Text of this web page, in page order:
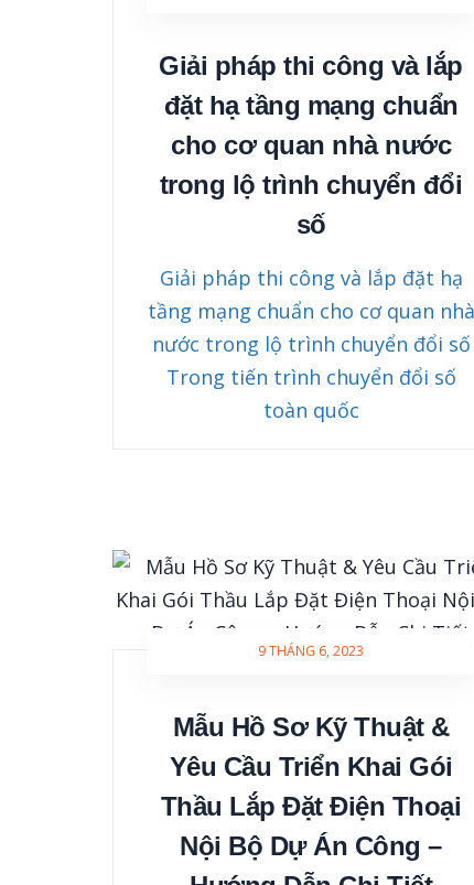
Giải pháp thi công và lắp
đặt hạ tầng mạng chuẩn
cho cơ quan nhà nước
trong lộ trình chuyển đổi
số
Giải pháp thi công và lắp đặt hạ
tầng mạng chuẩn cho cơ quan nhà
nước trong lộ trình chuyển đổi số
Trong tiến trình chuyển đổi số
toàn quốc
9 THÁNG 6, 2023
Mẫu Hồ Sơ Kỹ Thuật &
Yêu Cầu Triển Khai Gói
Thầu Lắp Đặt Điện Thoại
Nội Bộ Dự Án Công –